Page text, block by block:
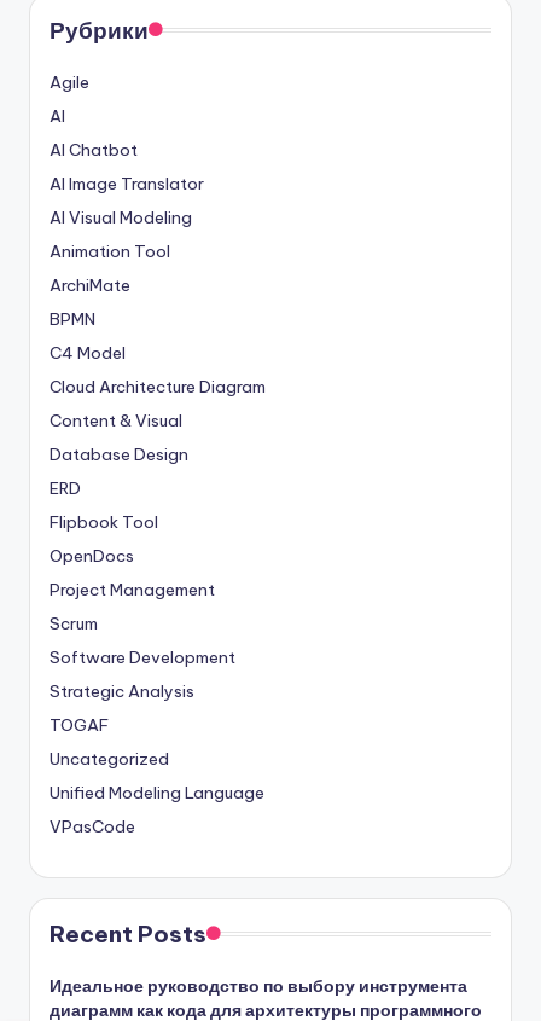
Рубрики
Agile
AI
AI Chatbot
AI Image Translator
AI Visual Modeling
Animation Tool
ArchiMate
BPMN
C4 Model
Cloud Architecture Diagram
Content & Visual
Database Design
ERD
Flipbook Tool
OpenDocs
Project Management
Scrum
Software Development
Strategic Analysis
TOGAF
Uncategorized
Unified Modeling Language
VPasCode
Recent Posts
Идеальное руководство по выбору инструмента
диаграмм как кода для архитектуры программного